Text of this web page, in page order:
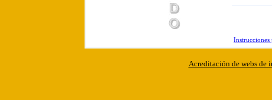
Instrucciones
Acreditación de webs de